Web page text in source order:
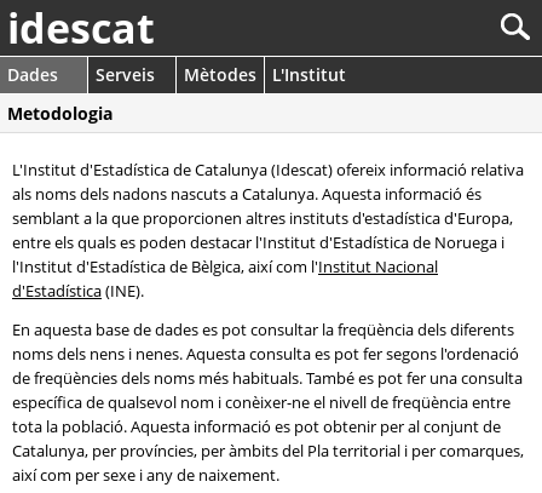
idescat
Dades Serveis Mètodes
L'Institut
Metodologia
L'Institut d'Estadística de Catalunya (Idescat) ofereix informació relativa
als noms dels nadons nascuts a Catalunya. Aquesta informació és
semblant a la que proporcionen altres instituts d'estadística d'Europa,
entre els quals es poden destacar l'Institut d'Estadística de Noruega i
l'Institut d'Estadística de Bèlgica, així com l'Institut Nacional
d'Estadística(INE).
En aquesta base de dades es pot consultar la freqüència dels diferents
noms dels nens i nenes. Aquesta consulta es pot fer segons l'ordenació
de freqüències dels noms més habituals. També es pot fer una consulta
específica de qualsevol nom i conèixer-ne el nivell de freqüència entre
tota la població. Aquesta informació es pot obtenir per al conjunt de
Catalunya, per províncies, per àmbits del Pla territorial i per comarques,
així com per sexe i any de naixement.